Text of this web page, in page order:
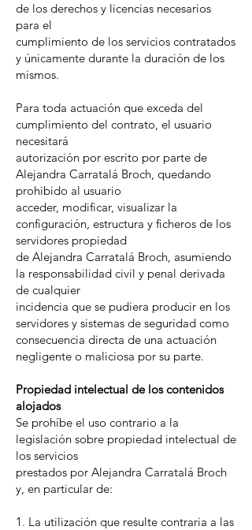
de los derechos y licencias necesarios
para el
cumplimiento de los servicios contratados
y únicamente durante la duración de los
mismos.
Para toda actuación que exceda del
cumplimiento del contrato, el usuario
necesitará
autorización por escrito por parte de
Alejandra Carratalá Broch, quedando
prohibido al usuario
acceder, modificar, visualizar la
configuración, estructura y ficheros de los
servidores propiedad
de Alejandra Carratalá Broch, asumiendo
la responsabilidad civil y penal derivada
de cualquier
incidencia que se pudiera producir en los
servidores y sistemas de seguridad como
consecuencia directa de una actuación
negligente o maliciosa por su parte.
Propiedad intelectual de los contenidos
alojados
Se prohíbe el uso contrario a la
legislación sobre propiedad intelectual de
los servicios
prestados por Alejandra Carratalá Broch
y, en particular de:
1. La utilización que resulte contraria a las